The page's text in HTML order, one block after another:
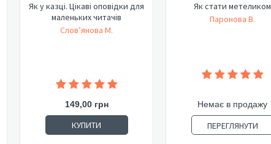
Як у казці. Цікаві оповідки для
маленьких читачів
Слов’янова М.
149,00 грн
КУПИТИ
Як стати метеликом
Паронова В.
Немає в продажу
ПЕРЕГЛЯНУТИ